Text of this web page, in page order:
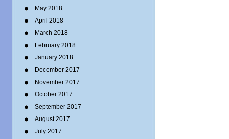
May 2018
April 2018
March 2018
February 2018
January 2018
December 2017
November 2017
October 2017
September 2017
August 2017
July 2017